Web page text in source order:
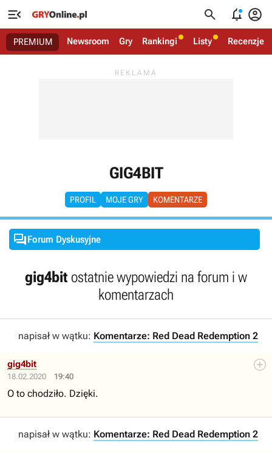
   
PREMIUM Newsroom Gry Rankingi Listy Recenzje
GIG4BIT
PROFIL MOJE GRY KOMENTARZE
Forum Dyskusyjne
gig4bit ostatnie wypowiedzi na forum i w
komentarzach
napisał w wątku: Komentarze: Red Dead Redemption 2
18.02.2020 19:40
gig4bit
O to chodziło. Dzięki.
napisał w wątku: Komentarze: Red Dead Redemption 2